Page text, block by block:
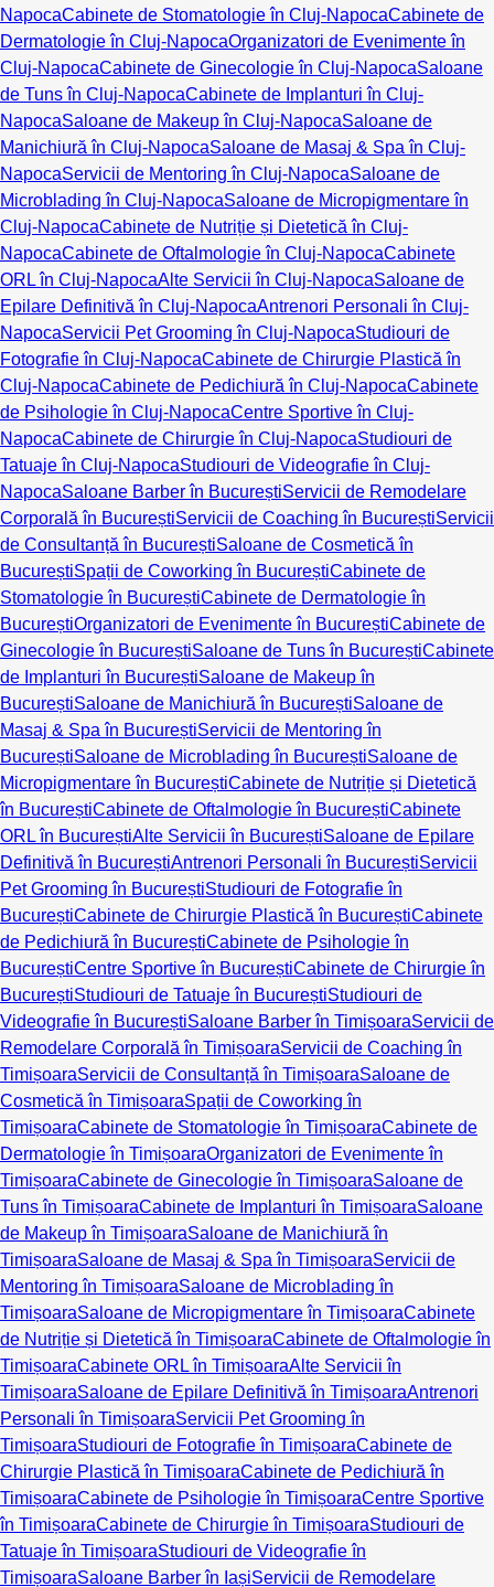
NapocaCabinete de Stomatologie în Cluj-NapocaCabinete de
Dermatologie în Cluj-NapocaOrganizatori de Evenimente în
Cluj-NapocaCabinete de Ginecologie în Cluj-NapocaSaloane
de Tuns în Cluj-NapocaCabinete de Implanturi în Cluj-
NapocaSaloane de Makeup în Cluj-NapocaSaloane de
Manichiură în Cluj-NapocaSaloane de Masaj & Spa în Cluj-
NapocaServicii de Mentoring în Cluj-NapocaSaloane de
Microblading în Cluj-NapocaSaloane de Micropigmentare în
Cluj-NapocaCabinete de Nutriție și Dietetică în Cluj-
NapocaCabinete de Oftalmologie în Cluj-NapocaCabinete
ORL în Cluj-NapocaAlte Servicii în Cluj-NapocaSaloane de
Epilare Definitivă în Cluj-NapocaAntrenori Personali în Cluj-
NapocaServicii Pet Grooming în Cluj-NapocaStudiouri de
Fotografie în Cluj-NapocaCabinete de Chirurgie Plastică în
Cluj-NapocaCabinete de Pedichiură în Cluj-NapocaCabinete
de Psihologie în Cluj-NapocaCentre Sportive în Cluj-
NapocaCabinete de Chirurgie în Cluj-NapocaStudiouri de
Tatuaje în Cluj-NapocaStudiouri de Videografie în Cluj-
NapocaSaloane Barber în BucureștiServicii de Remodelare
Corporală în BucureștiServicii de Coaching în BucureștiServicii
de Consultanță în BucureștiSaloane de Cosmetică în
BucureștiSpații de Coworking în BucureștiCabinete de
Stomatologie în BucureștiCabinete de Dermatologie în
BucureștiOrganizatori de Evenimente în BucureștiCabinete de
Ginecologie în BucureștiSaloane de Tuns în BucureștiCabinete
de Implanturi în BucureștiSaloane de Makeup în
BucureștiSaloane de Manichiură în BucureștiSaloane de
Masaj & Spa în BucureștiServicii de Mentoring în
BucureștiSaloane de Microblading în BucureștiSaloane de
Micropigmentare în BucureștiCabinete de Nutriție și Dietetică
în BucureștiCabinete de Oftalmologie în BucureștiCabinete
ORL în BucureștiAlte Servicii în BucureștiSaloane de Epilare
Definitivă în BucureștiAntrenori Personali în BucureștiServicii
Pet Grooming în BucureștiStudiouri de Fotografie în
BucureștiCabinete de Chirurgie Plastică în BucureștiCabinete
de Pedichiură în BucureștiCabinete de Psihologie în
BucureștiCentre Sportive în BucureștiCabinete de Chirurgie în
BucureștiStudiouri de Tatuaje în BucureștiStudiouri de
Videografie în BucureștiSaloane Barber în TimișoaraServicii de
Remodelare Corporală în TimișoaraServicii de Coaching în
TimișoaraServicii de Consultanță în TimișoaraSaloane de
Cosmetică în TimișoaraSpații de Coworking în
TimișoaraCabinete de Stomatologie în TimișoaraCabinete de
Dermatologie în TimișoaraOrganizatori de Evenimente în
TimișoaraCabinete de Ginecologie în TimișoaraSaloane de
Tuns în TimișoaraCabinete de Implanturi în TimișoaraSaloane
de Makeup în TimișoaraSaloane de Manichiură în
TimișoaraSaloane de Masaj & Spa în TimișoaraServicii de
Mentoring în TimișoaraSaloane de Microblading în
TimișoaraSaloane de Micropigmentare în TimișoaraCabinete
de Nutriție și Dietetică în TimișoaraCabinete de Oftalmologie în
TimișoaraCabinete ORL în TimișoaraAlte Servicii în
TimișoaraSaloane de Epilare Definitivă în TimișoaraAntrenori
Personali în TimișoaraServicii Pet Grooming în
TimișoaraStudiouri de Fotografie în TimișoaraCabinete de
Chirurgie Plastică în TimișoaraCabinete de Pedichiură în
TimișoaraCabinete de Psihologie în TimișoaraCentre Sportive
în TimișoaraCabinete de Chirurgie în TimișoaraStudiouri de
Tatuaje în TimișoaraStudiouri de Videografie în
TimișoaraSaloane Barber în IașiServicii de Remodelare